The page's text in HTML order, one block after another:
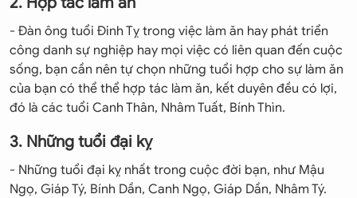
- Đàn ông tuổi Đinh Tỵ trong việc làm ăn hay phát triển
công danh sự nghiệp hay mọi việc có liên quan đến cuộc
sống, bạn cần nên tự chọn những tuổi hợp cho sự làm ăn
của bạn có thể thể hợp tác làm ăn, kết duyên đều có lợi,
đó là các tuổi Canh Thân, Nhâm Tuất, Bính Thìn.
3. Những tuổi đại kỵ
- Những tuổi đại kỵ nhất trong cuộc đời bạn, như Mậu
Ngọ, Giáp Tý, Bính Dần, Canh Ngọ, Giáp Dần, Nhâm Tý.